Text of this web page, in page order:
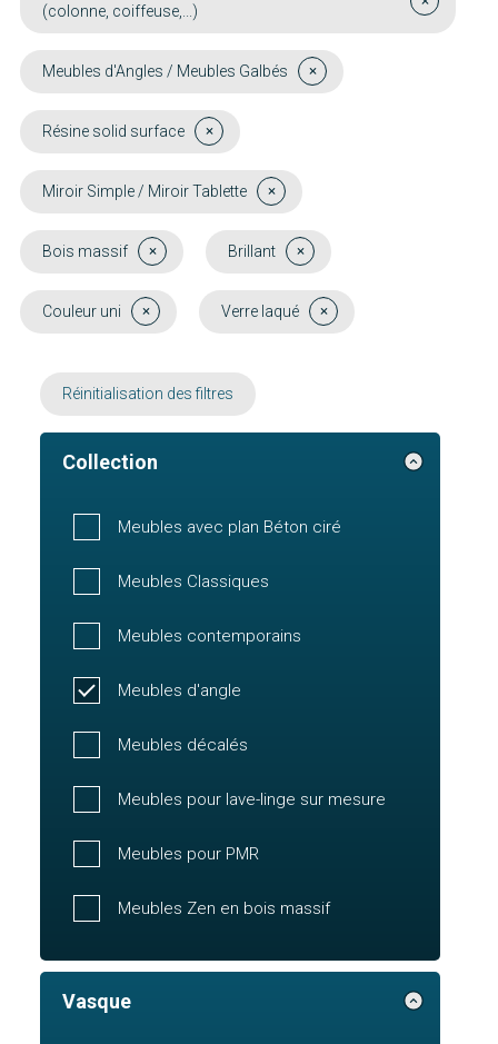
(colonne, coiffeuse,...)
Meubles d'Angles / Meubles Galbés
Résine solid surface
Miroir Simple / Miroir Tablette
Bois massif Brillant
Couleur uni Verre laqué
Réinitialisation des filtres
Collection
Meubles avec plan Béton ciré
Meubles Classiques
Meubles contemporains
Meubles d'angle
Meubles décalés
Meubles pour lave-linge sur mesure
Meubles pour PMR
Meubles Zen en bois massif
Vasque